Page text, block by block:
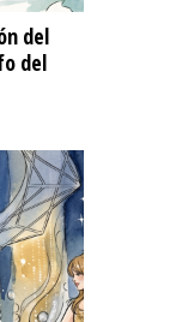
del
del